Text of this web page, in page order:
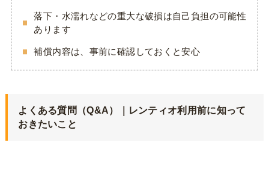
落下・水濡れなどの重大な破損は自己負担の可能性
あります
補償内容は、事前に確認しておくと安心
よくある質問（Q&A）｜レンティオ利用前に知って
おきたいこと